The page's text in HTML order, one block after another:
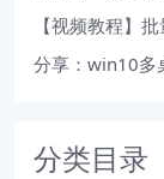
【视频教程】
分享：win10多
分类目录